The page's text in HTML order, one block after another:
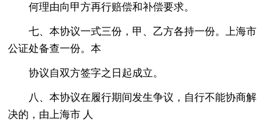
何理由向甲方再行赔偿和补偿要求。
七、本协议一式三份，甲、乙方各持一份。上海市
公证处备查一份。本
协议自双方签字之日起成立。
八、本协议在履行期间发生争议，自行不能协商解
决的，由上海市 人